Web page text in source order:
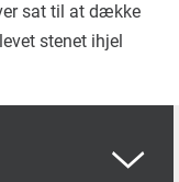
sat til at dække
stenet ihjel